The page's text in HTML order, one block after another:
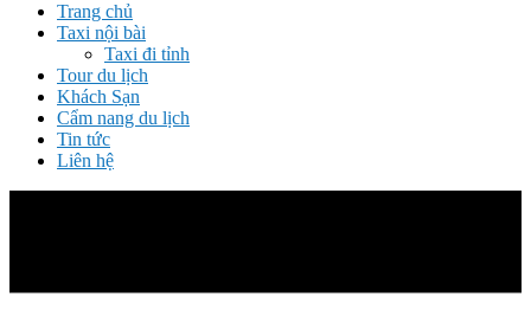
Trang chủ
Taxi nội bài
Taxi đi tỉnh
Tour du lịch
Khách Sạn
Cẩm nang du lịch
Tin tức
Liên hệ